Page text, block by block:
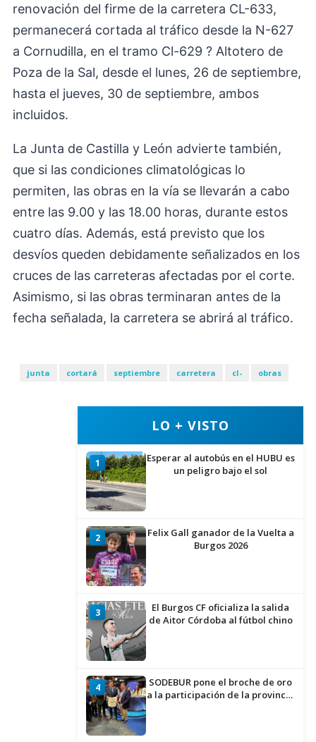
renovación del firme de la carretera CL-633,
permanecerá cortada al tráfico desde la N-627
a Cornudilla, en el tramo Cl-629 ? Altotero de
Poza de la Sal, desde el lunes, 26 de septiembre,
hasta el jueves, 30 de septiembre, ambos
incluidos.
La Junta de Castilla y León advierte también,
que si las condiciones climatológicas lo
permiten, las obras en la vía se llevarán a cabo
entre las 9.00 y las 18.00 horas, durante estos
cuatro días. Además, está previsto que los
desvíos queden debidamente señalizados en los
cruces de las carreteras afectadas por el corte.
Asimismo, si las obras terminaran antes de la
fecha señalada, la carretera se abrirá al tráfico.
junta cortará septiembre carretera cl- obras
LO + VISTO
1
Esperar al autobús en el HUBU es
un peligro bajo el sol
2
Felix Gall ganador de la Vuelta a
Burgos 2026
3
El Burgos CF oficializa la salida
de Aitor Córdoba al fútbol chino
4
SODEBUR pone el broche de oro
a la participación de la provincia